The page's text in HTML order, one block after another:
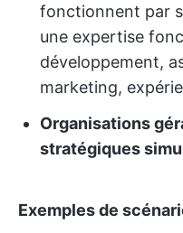
fonctionnent par
une expertise
développement,
marketing,
Organisations
stratégiques
Exemples de